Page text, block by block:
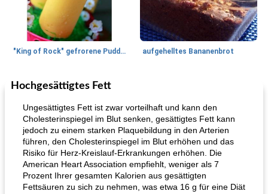
"King of Rock" gefrorene Pudding Pops aufgehelltes Bananenbrot
27min
Mittagessen / Snacks
Hochgesättigtes Fett
Ungesättigtes Fett ist zwar vorteilhaft und kann den
Cholesterinspiegel im Blut senken, gesättigtes Fett kann
jedoch zu einem starken Plaquebildung in den Arterien
führen, den Cholesterinspiegel im Blut erhöhen und das
Risiko für Herz-Kreislauf-Erkrankungen erhöhen. Die
American Heart Association empfiehlt, weniger als 7
Prozent Ihrer gesamten Kalorien aus gesättigten
Fettsäuren zu sich zu nehmen, was etwa 16 g für eine Diät